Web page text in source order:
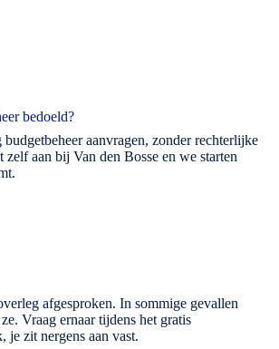
bedoeld?
aanvragen, zonder rechterlijke
zelf aan bij Van den Bosse en we starten
afgesproken. In sommige gevallen
Vraag ernaar tijdens het gratis
je zit nergens aan vast.